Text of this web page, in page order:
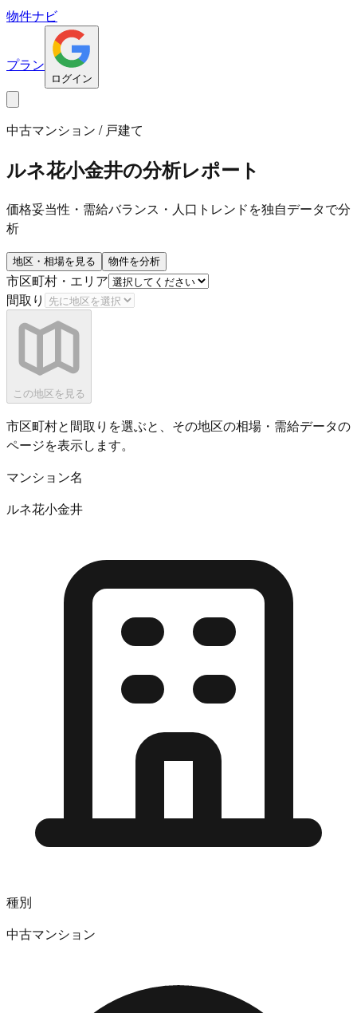
物件ナビ
プラン
ログイン
中古マンション / 戸建て
ルネ花小金井の分析レポート
価格妥当性・需給バランス・人口トレンドを独自データで分
析
地区・相場を見る 物件を分析
市区町村・エリア
間取り
この地区を見る
市区町村と間取りを選ぶと、その地区の相場・需給データの
ページを表示します。
マンション名
ルネ花小金井
種別
中古マンション